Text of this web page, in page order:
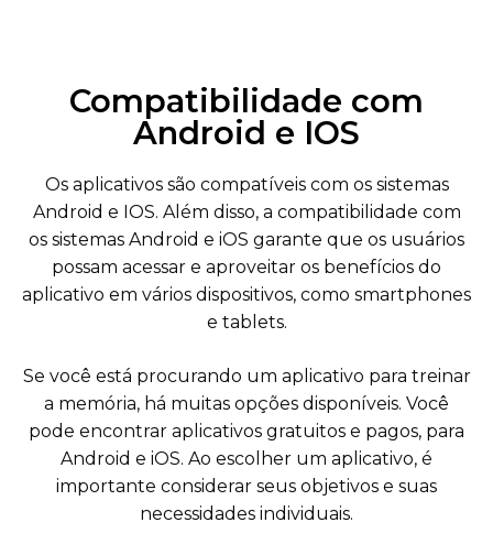
Compatibilidade com
Android e IOS
Os aplicativos são compatíveis com os sistemas
Android e IOS. Além disso, a compatibilidade com
os sistemas Android e iOS garante que os usuários
possam acessar e aproveitar os benefícios do
aplicativo em vários dispositivos, como smartphones
e tablets.
Se você está procurando um aplicativo para treinar
a memória, há muitas opções disponíveis. Você
pode encontrar aplicativos gratuitos e pagos, para
Android e iOS. Ao escolher um aplicativo, é
importante considerar seus objetivos e suas
necessidades individuais.